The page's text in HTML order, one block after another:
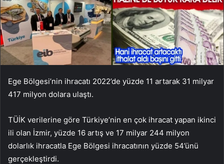
Ege Bölgesi’nin ihracatı 2022’de yüzde 11 artarak 31 milyar
417 milyon dolara ulaştı.
TÜİK verilerine göre Türkiye’nin en çok ihracat yapan ikinci
ili olan İzmir, yüzde 16 artış ve 17 milyar 244 milyon
dolarlık ihracatla Ege Bölgesi ihracatının yüzde 54’ünü
gerçekleştirdi.